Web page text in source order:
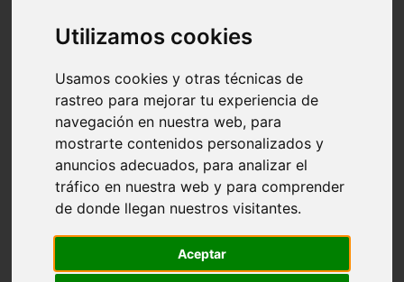
Utilizamos cookies
Usamos cookies y otras técnicas de
rastreo para mejorar tu experiencia de
navegación en nuestra web, para
mostrarte contenidos personalizados y
anuncios adecuados, para analizar el
tráfico en nuestra web y para comprender
de donde llegan nuestros visitantes.
Aceptar
Cantabria - suances
Sevilla - bormujos
Málaga - júzcar
Huesca - alquézar
Huesca - castejón-de-sos
Lleida - alt-àneu
Córdoba - almedinilla
Navarra - zangoza
Cantabria - arenas-de-iguña
Barcelona - la-pobla-de-lillet
Murcia - cartagena
Madrid - nuevo-baztán